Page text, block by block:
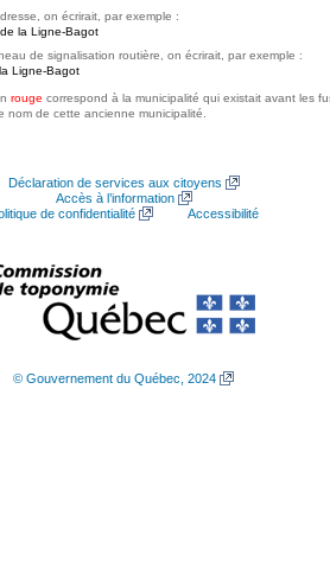
on écrirait, par exemple :
la Ligne-Bagot
de signalisation routière, on écrirait, par exemple :
Ligne-Bagot
rouge correspond à la municipalité qui existait avant les
nom de cette ancienne municipalité.
Déclaration de services aux citoyens
Accès à l’information
de confidentialité
Accessibilité
© Gouvernement du Québec, 2024